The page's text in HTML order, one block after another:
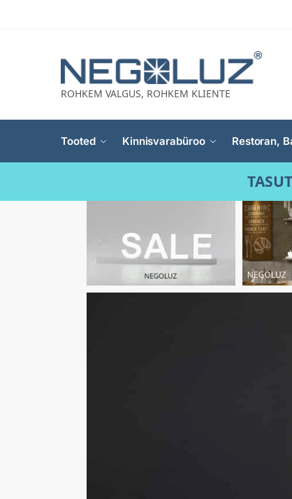
ROHKEM VALGUS, ROHKEM KLIENTE
Tooted Kinnisvarabüroo Restoran,